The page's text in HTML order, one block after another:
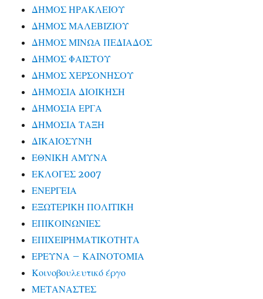
ΔΗΜΟΣ ΗΡΑΚΛΕΙΟΥ
ΔΗΜΟΣ ΜΑΛΕΒΙΖΙΟΥ
ΔΗΜΟΣ ΜΙΝΩΑ ΠΕΔΙΑΔΟΣ
ΔΗΜΟΣ ΦΑΙΣΤΟΥ
ΔΗΜΟΣ ΧΕΡΣΟΝΗΣΟΥ
ΔΗΜΟΣΙΑ ΔΙΟΙΚΗΣΗ
ΔΗΜΟΣΙΑ ΕΡΓΑ
ΔΗΜΟΣΙΑ ΤΑΞΗ
ΔΙΚΑΙΟΣΥΝΗ
ΕΘΝΙΚΗ ΑΜΥΝΑ
ΕΚΛΟΓΕΣ 2007
ΕΝΕΡΓΕΙΑ
ΕΞΩΤΕΡΙΚΗ ΠΟΛΙΤΙΚΗ
ΕΠΙΚΟΙΝΩΝΙΕΣ
ΕΠΙΧΕΙΡΗΜΑΤΙΚΟΤΗΤΑ
ΕΡΕΥΝΑ – ΚΑΙΝΟΤΟΜΙΑ
Κοινοβουλευτικό έργο
ΜΕΤΑΝΑΣΤΕΣ